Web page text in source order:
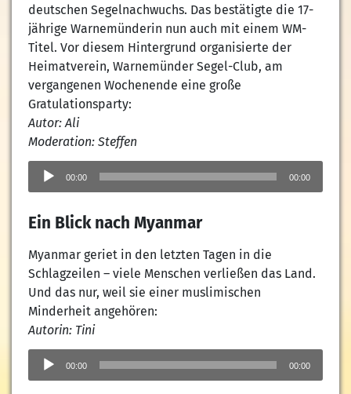
deutschen Segelnachwuchs. Das bestätigte die 17-
jährige Warnemünderin nun auch mit einem WM-
Titel. Vor diesem Hintergrund organisierte der
Heimatverein, Warnemünder Segel-Club, am
vergangenen Wochenende eine große
Gratulationsparty:
Autor: Ali
Moderation: Steffen
Audio-
Player
00:00 00:00
Ein Blick nach Myanmar
Myanmar geriet in den letzten Tagen in die
Schlagzeilen – viele Menschen verließen das Land.
Und das nur, weil sie einer muslimischen
Minderheit angehören:
Autorin: Tini
Audio-
Player
00:00 00:00